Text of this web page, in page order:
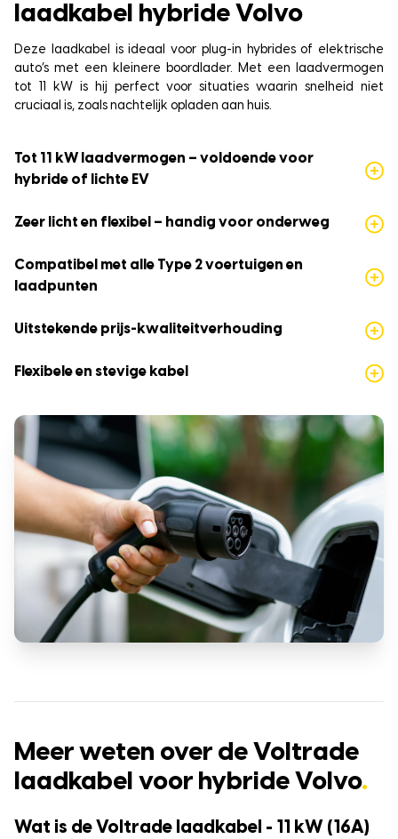
laadkabel hybride Volvo
Deze laadkabel is ideaal voor plug-in hybrides of elektrische
auto’s met een kleinere boordlader. Met een laadvermogen
tot 11 kW is hij perfect voor situaties waarin snelheid niet
cruciaal is, zoals nachtelijk opladen aan huis.
Tot 11 kW laadvermogen – voldoende voor
hybride of lichte EV
Zeer licht en flexibel – handig voor onderweg
Compatibel met alle Type 2 voertuigen en
laadpunten
Uitstekende prijs-kwaliteitverhouding
Flexibele en stevige kabel
Meer weten over de Voltrade
laadkabel voor hybride Volvo.
Wat is de Voltrade laadkabel - 11 kW (16A)